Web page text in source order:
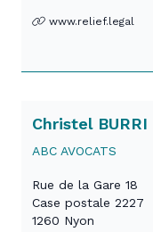
www.relief.legal
Christel BURRI
ABC AVOCATS
Rue de la Gare 18
Case postale 2227
1260 Nyon